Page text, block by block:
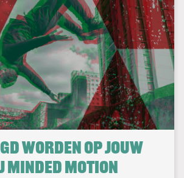
worden op jouw
Minded Motion